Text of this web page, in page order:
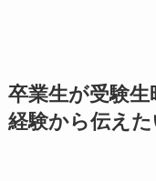
卒業生が受験
経験から伝えた